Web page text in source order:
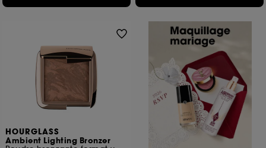
HOURGLASS
Ambient Lighting Bronzer